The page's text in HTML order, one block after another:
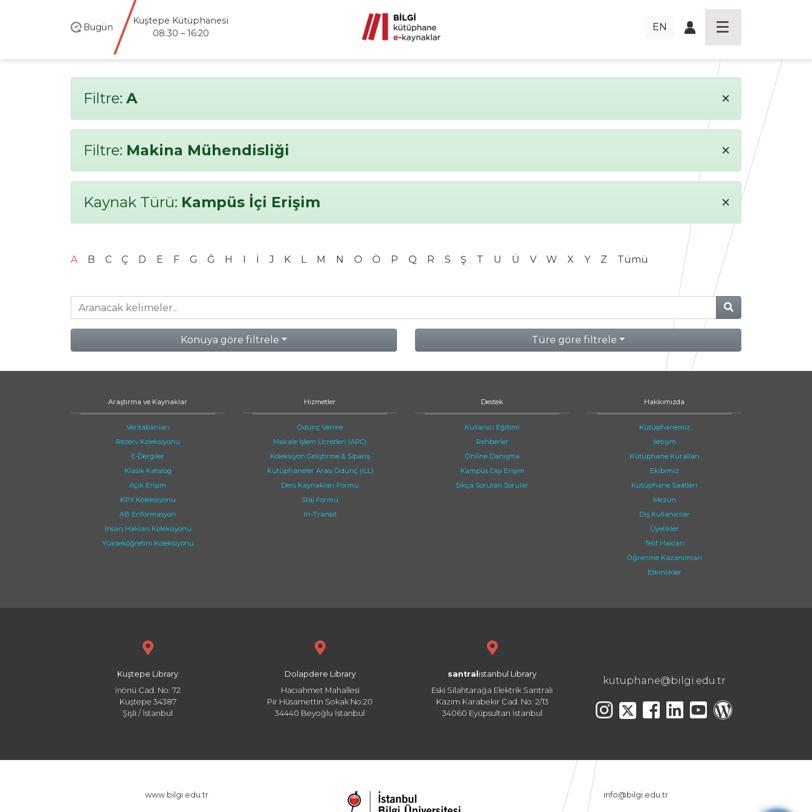
Bugün
Kuştepe Kütüphanesi
08:30 – 16:20
EN
Filtre: A ×
Filtre: Makina Mühendisliği ×
Kaynak Türü: Kampüs İçi Erişim ×
A B C Ç D E F G Ğ H I İ J K L M N O Ö P Q R S Ş T U Ü V W X Y Z Tümü
Konuya göre filtrele Türe göre filtrele
Araştırma ve Kaynaklar
Veritabanları
Rezerv Koleksiyonu
E-Dergiler
Klasik Katalog
Açık Erişim
KPY Koleksiyonu
AB Enformasyon
İnsan Hakları Koleksiyonu
Yükseköğretim Koleksiyonu
Hizmetler
Ödünç Verme
Makale İşlem Ücretleri (APC)
Koleksiyon Geliştirme & Sipariş
Kütüphaneler Arası Ödünç (ILL)
Ders Kaynakları Formu
Staj Formu
In-Transit
Destek
Kullanıcı Eğitimi
Rehberler
Online Danışma
Kampüs Dışı Erişim
Sıkça Sorulan Sorular
Hakkımızda
Kütüphanemiz
İletişim
Kütüphane Kuralları
Ekibimiz
Kütüphane Saatleri
Mezun
Dış Kullanıcılar
Üyelikler
Telif Hakları
Öğrenme Kazanımları
Etkinlikler
Kuştepe Library
İnönü Cad. No: 72
Kuştepe 34387
Şişli / İstanbul
Dolapdere Library
Hacıahmet Mahallesi
Pir Hüsamettin Sokak No:20
34440 Beyoğlu İstanbul
santral istanbul Library
Eski Silahtarağa Elektrik Santralı
Kazım Karabekir Cad. No: 2/13
34060 Eyüpsultan İstanbul
kutuphane@bilgi.edu.tr
www.bilgi.edu.tr info@bilgi.edu.tr